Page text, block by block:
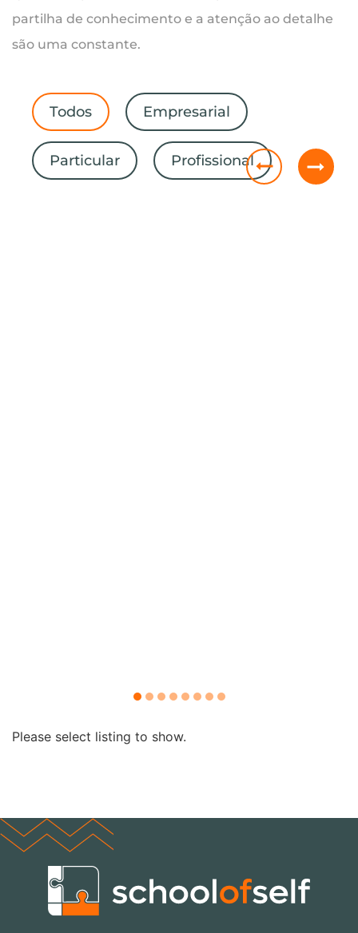
partilha de conhecimento e a atenção ao detalhe
são uma constante.
Todos Empresarial
Particular Profissional
Please select listing to show.